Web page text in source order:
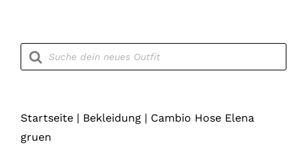
Products
search
Startseite| Bekleidung| Cambio Hose Elena
gruen